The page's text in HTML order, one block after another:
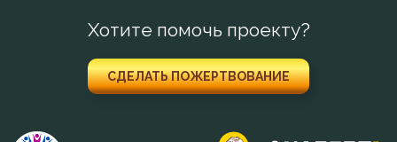
Познание себя
Хотите помочь проекту?
СДЕЛАТЬ ПОЖЕРТВОВАНИЕ